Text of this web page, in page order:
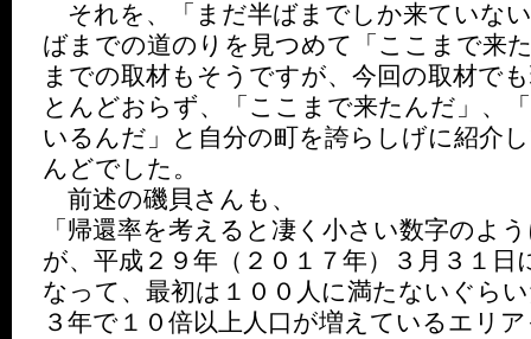
それを、「まだ半ばまでしか来ていな
ばまでの道のりを見つめて「ここまで来
までの取材もそうですが、今回の取材で
とんどおらず、「ここまで来たんだ」、
いるんだ」と自分の町を誇らしげに紹介
んどでした。
前述の磯貝さんも、
「帰還率を考えると凄く小さい数字のよ
が、平成２９年（２０１７年）３月３１日
なって、最初は１００人に満たないぐら
３年で１０倍以上人口が増えているエリ